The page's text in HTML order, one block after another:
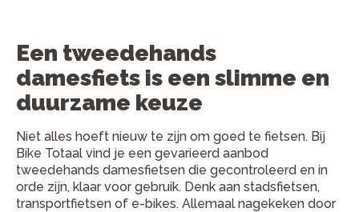
Een tweedehands
damesfiets is een slimme en
duurzame keuze
Niet alles hoeft nieuw te zijn om goed te fietsen. Bij
Bike Totaal vind je een gevarieerd aanbod
tweedehands damesfietsen die gecontroleerd en in
orde zijn, klaar voor gebruik. Denk aan stadsfietsen,
transportfietsen of e-bikes. Allemaal nagekeken door